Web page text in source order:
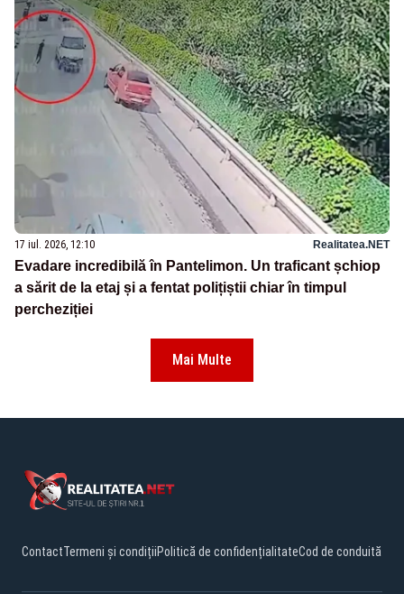
17 iul. 2026, 12:10 Realitatea.NET
Evadare incredibilă în Pantelimon. Un traficant șchiop
a sărit de la etaj și a fentat polițiștii chiar în timpul
percheziției
Mai Multe
ContactTermeni și condițiiPolitică de confidențialitateCod de conduită